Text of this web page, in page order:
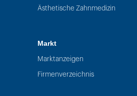
Ästhetische Zahnmedizin
Markt
Marktanzeigen
Firmenverzeichnis